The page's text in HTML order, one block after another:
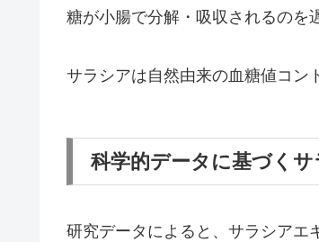
糖が小腸で分解・吸収されるのを
サラシアは自然由来の血糖値コン
科学的データに基づく
研究データによると、サラシアエ